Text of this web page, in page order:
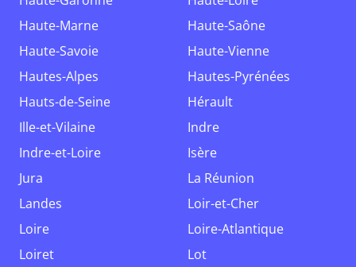
Haute-Marne
Haute-Saône
Haute-Savoie
Haute-Vienne
Hautes-Alpes
Hautes-Pyrénées
Hauts-de-Seine
Hérault
Ille-et-Vilaine
Indre
Indre-et-Loire
Isère
Jura
La Réunion
Landes
Loir-et-Cher
Loire
Loire-Atlantique
Loiret
Lot